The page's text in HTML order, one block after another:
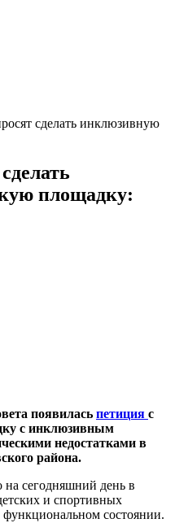
сделать инклюзивную
площадку:
появилась петиция с
с инклюзивным
недостатками в
района.
на сегодняшний день в
и спортивных
функциональном состоянии.